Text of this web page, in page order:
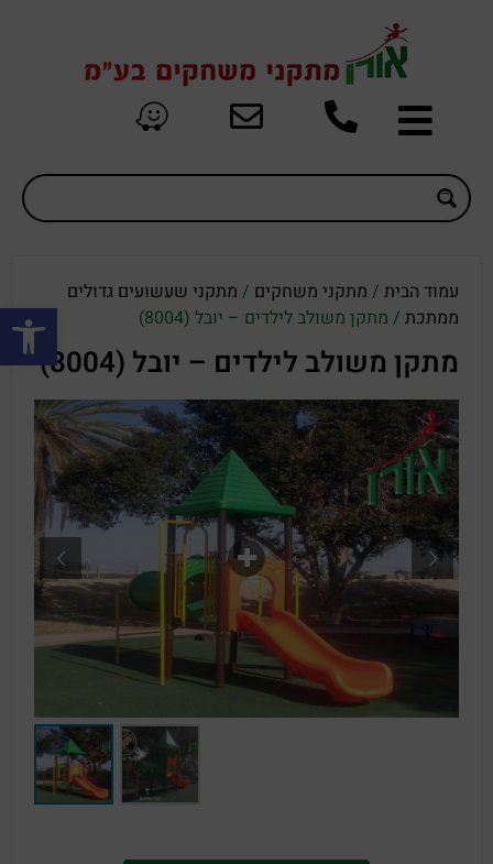
פתח
עמוד הבית / מתקני משחקים / מתקני שעשועים גדולים
ממתכת / מתקן משולב לילדים – יובל (8004)
מתקן משולב לילדים – יובל (8004)